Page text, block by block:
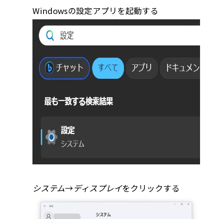
Windowsの設定アプリを起動する
システム→ディスプレイをクリックする